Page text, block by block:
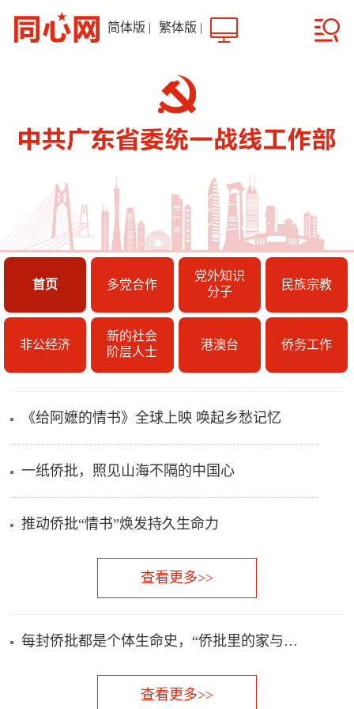
简体版 | 繁体版 |
首页 多党合作
党外知识
分子
民族宗教
非公经济
新的社会
阶层人士
港澳台 侨务工作
《给阿嬷的情书》全球上映 唤起乡愁记忆
一纸侨批，照见山海不隔的中国心
推动侨批“情书”焕发持久生命力
查看更多>>
每封侨批都是个体生命史，“侨批里的家与国”故事分享会在穗举行
查看更多>>